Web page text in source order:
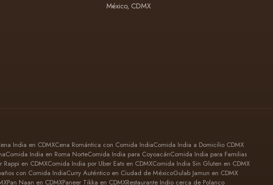
México, CDMX
India en CDMXCena Romántica con Comida IndiaComida India a Domicilio CDMX
Comida India en Roma NorteComida India para CoyoacánComida India para Familias
Rappi en CDMXComida India por Uber Eats en CDMXComida India Sin Gluten en CDMX
con Comida IndiaCurry Auténtico en Ciudad de MéxicoGulab Jamun en CDMX
Pan Naan en CDMXPaneer Tikka en CDMXRestaurante Indio cerca de Polanco